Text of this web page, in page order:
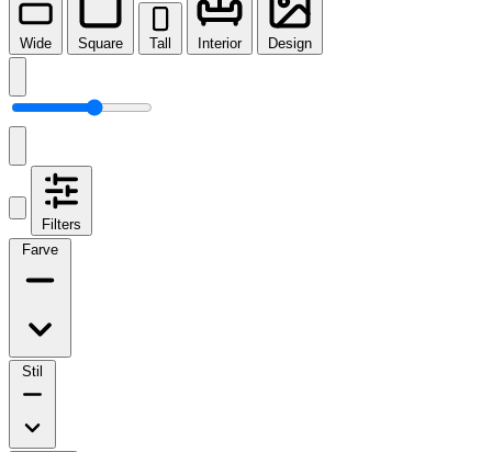
Wide Square Tall Interior Design
Filters
Farve
Stil